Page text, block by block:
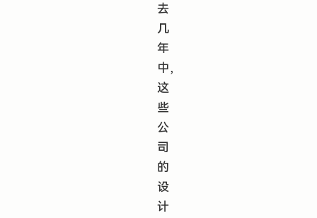
去
几
年
中，
这
些
公
司
的
设
计